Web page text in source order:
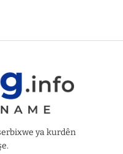
ya kurdên